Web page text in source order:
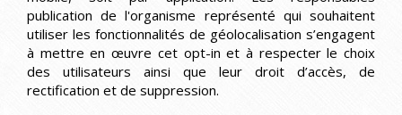
publication de l'organisme représenté qui souhaitent
utiliser les fonctionnalités de géolocalisation s’engagent
à mettre en œuvre cet opt-in et à respecter le choix
des utilisateurs ainsi que leur droit d’accès, de
rectification et de suppression.